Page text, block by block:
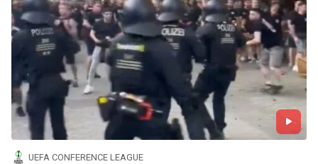
UEFA CONFERENCE LEAGUE